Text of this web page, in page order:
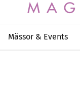
Mässor & Events